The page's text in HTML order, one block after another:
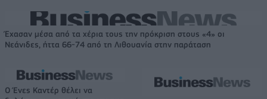
Έχασαν μέσα από τα χέρια τους την πρόκριση στους «4» οι
Νεάνιδες, ήττα 66-74 από τη Λιθουανία στην παράταση
Ο Ένες Καντέρ θέλει να